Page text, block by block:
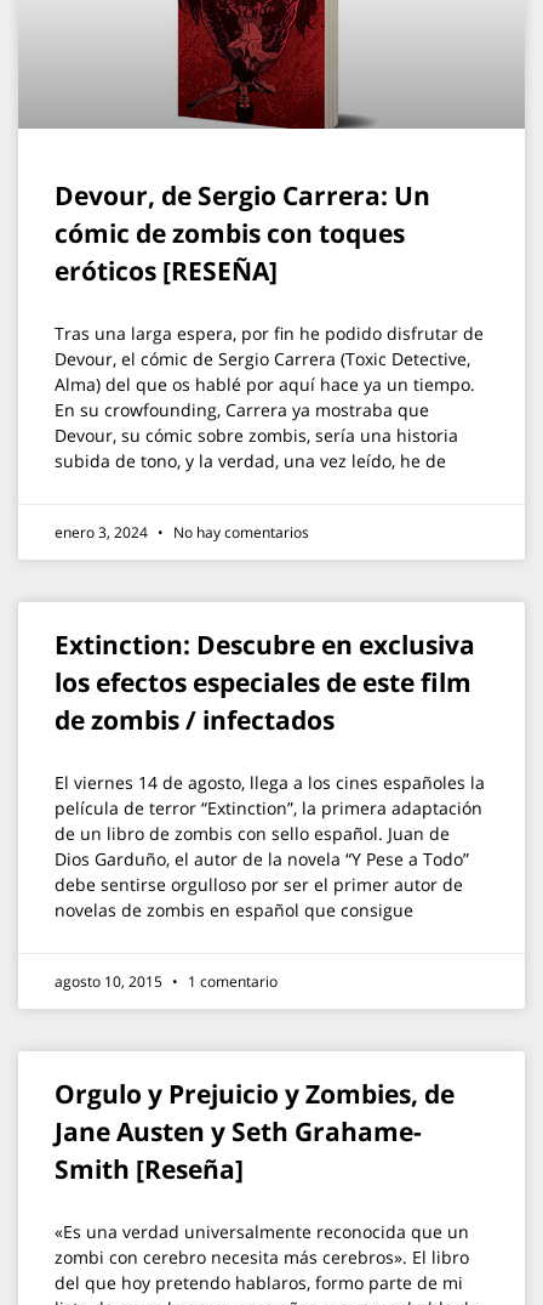
Devour, de Sergio Carrera: Un
cómic de zombis con toques
eróticos [RESEÑA]
Tras una larga espera, por fin he podido disfrutar de
Devour, el cómic de Sergio Carrera (Toxic Detective,
Alma) del que os hablé por aquí hace ya un tiempo.
En su crowfounding, Carrera ya mostraba que
Devour, su cómic sobre zombis, sería una historia
subida de tono, y la verdad, una vez leído, he de
enero 3, 2024 No hay comentarios
Extinction: Descubre en exclusiva
los efectos especiales de este film
de zombis / infectados
El viernes 14 de agosto, llega a los cines españoles la
película de terror “Extinction”, la primera adaptación
de un libro de zombis con sello español. Juan de
Dios Garduño, el autor de la novela “Y Pese a Todo”
debe sentirse orgulloso por ser el primer autor de
novelas de zombis en español que consigue
agosto 10, 2015 1 comentario
Orgulo y Prejuicio y Zombies, de
Jane Austen y Seth Grahame-
Smith [Reseña]
«Es una verdad universalmente reconocida que un
zombi con cerebro necesita más cerebros». El libro
del que hoy pretendo hablaros, formo parte de mi